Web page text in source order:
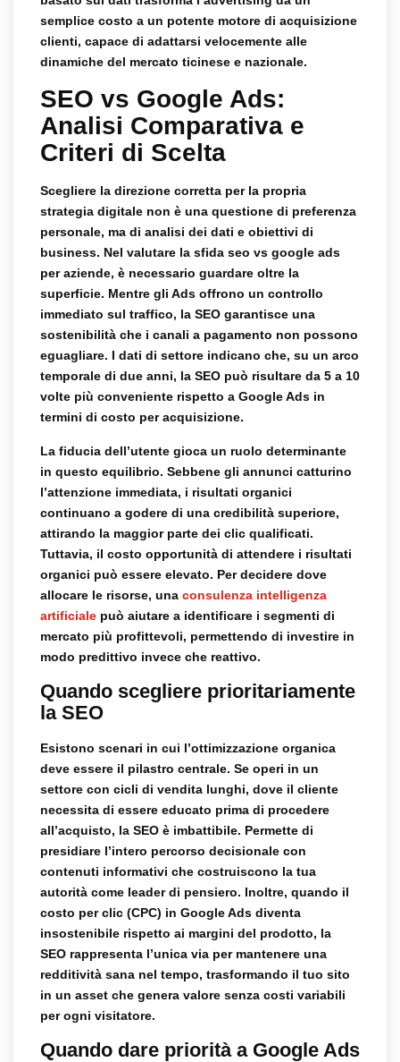
semplice costo a un potente motore di acquisizione
clienti, capace di adattarsi velocemente alle
dinamiche del mercato ticinese e nazionale.
SEO vs Google Ads:
Analisi Comparativa e
Criteri di Scelta
Scegliere la direzione corretta per la propria
strategia digitale non è una questione di preferenza
personale, ma di analisi dei dati e obiettivi di
business. Nel valutare la sfida seo vs google ads
per aziende, è necessario guardare oltre la
superficie. Mentre gli Ads offrono un controllo
immediato sul traffico, la SEO garantisce una
sostenibilità che i canali a pagamento non possono
eguagliare. I dati di settore indicano che, su un arco
temporale di due anni, la SEO può risultare da 5 a 10
volte più conveniente rispetto a Google Ads in
termini di costo per acquisizione.
La fiducia dell’utente gioca un ruolo determinante
in questo equilibrio. Sebbene gli annunci catturino
l’attenzione immediata, i risultati organici
continuano a godere di una credibilità superiore,
attirando la maggior parte dei clic qualificati.
Tuttavia, il costo opportunità di attendere i risultati
organici può essere elevato. Per decidere dove
allocare le risorse, una consulenza intelligenza
artificiale può aiutare a identificare i segmenti di
mercato più profittevoli, permettendo di investire in
modo predittivo invece che reattivo.
Quando scegliere prioritariamente
la SEO
Esistono scenari in cui l’ottimizzazione organica
deve essere il pilastro centrale. Se operi in un
settore con cicli di vendita lunghi, dove il cliente
necessita di essere educato prima di procedere
all’acquisto, la SEO è imbattibile. Permette di
presidiare l’intero percorso decisionale con
contenuti informativi che costruiscono la tua
autorità come leader di pensiero. Inoltre, quando il
costo per clic (CPC) in Google Ads diventa
insostenibile rispetto ai margini del prodotto, la
SEO rappresenta l’unica via per mantenere una
redditività sana nel tempo, trasformando il tuo sito
in un asset che genera valore senza costi variabili
per ogni visitatore.
Quando dare priorità a Google Ads